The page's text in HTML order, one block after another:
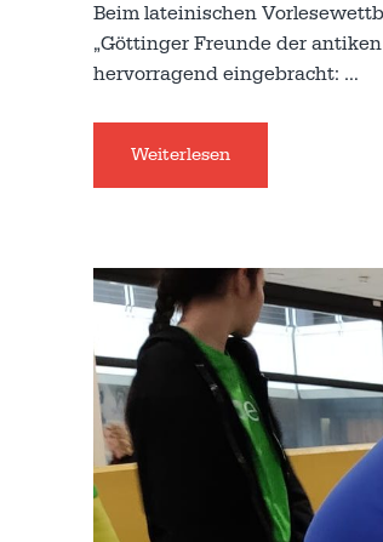
Beim lateinischen
„Göttinger Freunde der
hervorragend eingebracht: …
Weiterlesen